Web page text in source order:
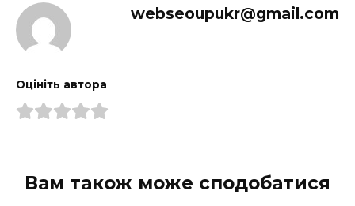
webseoupukr@gmail.com
Оцініть автора
Вам також може сподобатися